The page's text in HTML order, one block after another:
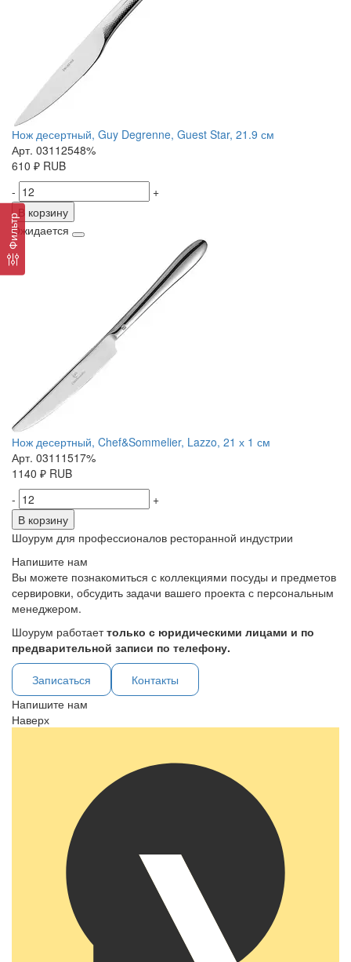
Фильтр
Нож десертный, Guy Degrenne, Guest Star, 21.9 см
Арт. 03112548%
610 ₽ RUB
-
+
В корзину
Ожидается
Нож десертный, Chef&Sommelier, Lazzo, 21 х 1 см
Арт. 03111517%
1140 ₽ RUB
-
+
В корзину
Шоурум для профессионалов ресторанной индустрии
Напишите нам
Вы можете познакомиться с коллекциями посуды и предметов
сервировки, обсудить задачи вашего проекта с персональным
менеджером.
Шоурум работаеттолько с юридическими лицами и по
предварительной записи по телефону.
Записаться
Контакты
Напишите нам
Наверх